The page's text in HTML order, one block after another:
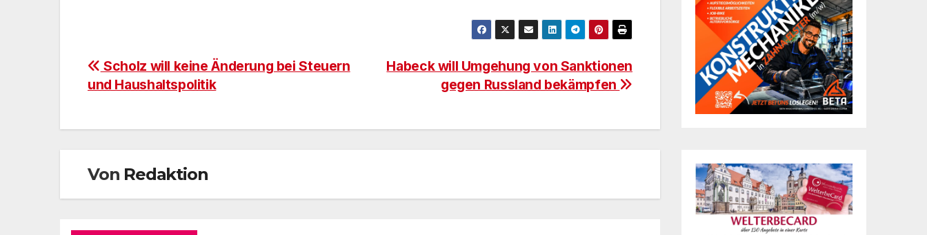
Beitragsnavigation
Habeck will Umgehung von Sanktionen
gegen Russland bekämpfen
Scholz will keine Änderung bei Steuern
und Haushaltspolitik
Von Redaktion